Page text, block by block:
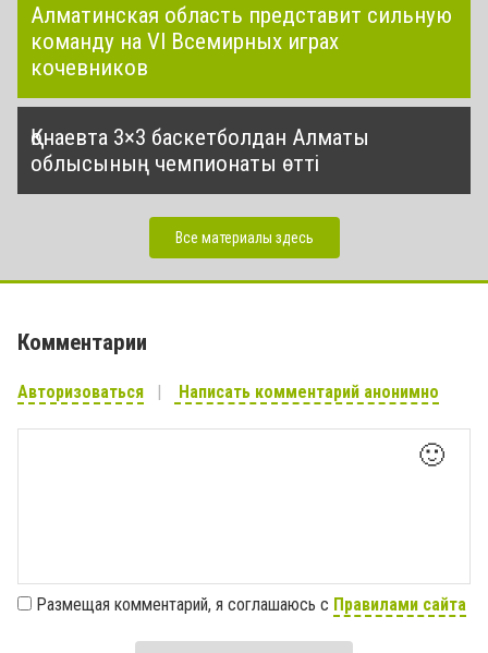
Алматинская область представит сильную
команду на VI Всемирных играх
кочевников
Қонаевта 3×3 баскетболдан Алматы
облысының чемпионаты өтті
Все материалы здесь
Комментарии
Авторизоваться Написать комментарий анонимно
🙂
Размещая комментарий, я соглашаюсь с Правилами сайта